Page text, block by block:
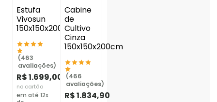
Estufa
Vivosun
150x150x200cm
(463
avaliações)
R$1.699,00
no cartão
em até 12x
Cabine
de
Cultivo
Cinza
150x150x200cm
(466
avaliações)
R$1.834,90